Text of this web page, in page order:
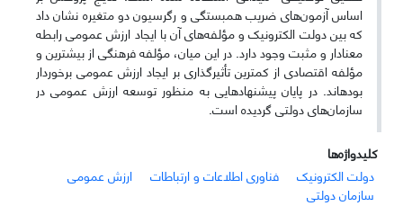
اساس آزمون‌های ضریب همبستگی و رگرسیون دو متغیره نشان داد
که بین دولت الکترونیک و مؤلفه‌های آن با ایجاد ارزش عمومی رابطه
معنادار و مثبت وجود دارد. در این میان، مؤلفه‌ فرهنگی از بیشترین و
مؤلفه اقتصادی از کمترین تأثیرگذاری بر ایجاد ارزش عمومی برخوردار
بوده­اند. در پایان پیشنهادهایی به منظور توسعه ارزش عمومی در
سازمان‌های دولتی گردیده است.
کلیدواژه‌ها
دولت الکترونیک
فناوری اطلاعات و ارتباطات
ارزش عمومی
سازمان دولتی